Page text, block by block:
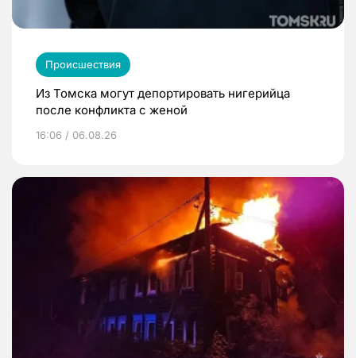
Происшествия
Из Томска могут депортировать нигерийца
после конфликта с женой
16:06 / 06.08.26